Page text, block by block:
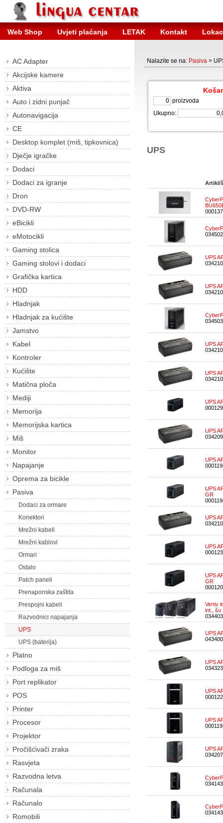
Web Shop Uvjeti plaćanja LETAK Kontakt
AC Adapter
Akcijske kamere
Aktiva
Auto i zidni punjač
Autonavigacija
CE
Desktop komplet (miš, tipkovnica)
Dječje igračke
Dodaci
Dodaci za igranje
Dron
DVD-RW
eBicikli
eMotocikli
Gaming stolica
Gaming stolovi i dodaci
Grafička kartica
HDD
Hladnjak
Hladnjak za kućište
Jamstvo
Kabel
Kontroler
Kućište
Matična ploča
Mediji
Memorija
Memorijska kartica
Miš
Monitor
Napajanje
Oprema za bicikle
Pasiva
Dodaci za ormare
Konektori
Mrežni kabeli
Mrežni kablovi
Ormari
Ostalo
Patch paneli
Prenaponska zaštita
Prespojni kabeli
Razvodnici napajanja
UPS
UPS (baterija)
Platno
Podloga za miš
Port replikator
POS
Printer
Procesor
Projektor
Pročišćivači zraka
Rasvjeta
Razvodna letva
Računala
Računalo
Romobili
Nalazite se na: Pasiva >
proizvoda
Ukupno:
UPS
Artikl/
UPS
UPS
UPS
UPS
UPS
UPS
UPS
UPS
GR
UPS
UPS
UPS
GR
Vertiv
int., šu
UPS
UPS
UPS
UPS
UPS